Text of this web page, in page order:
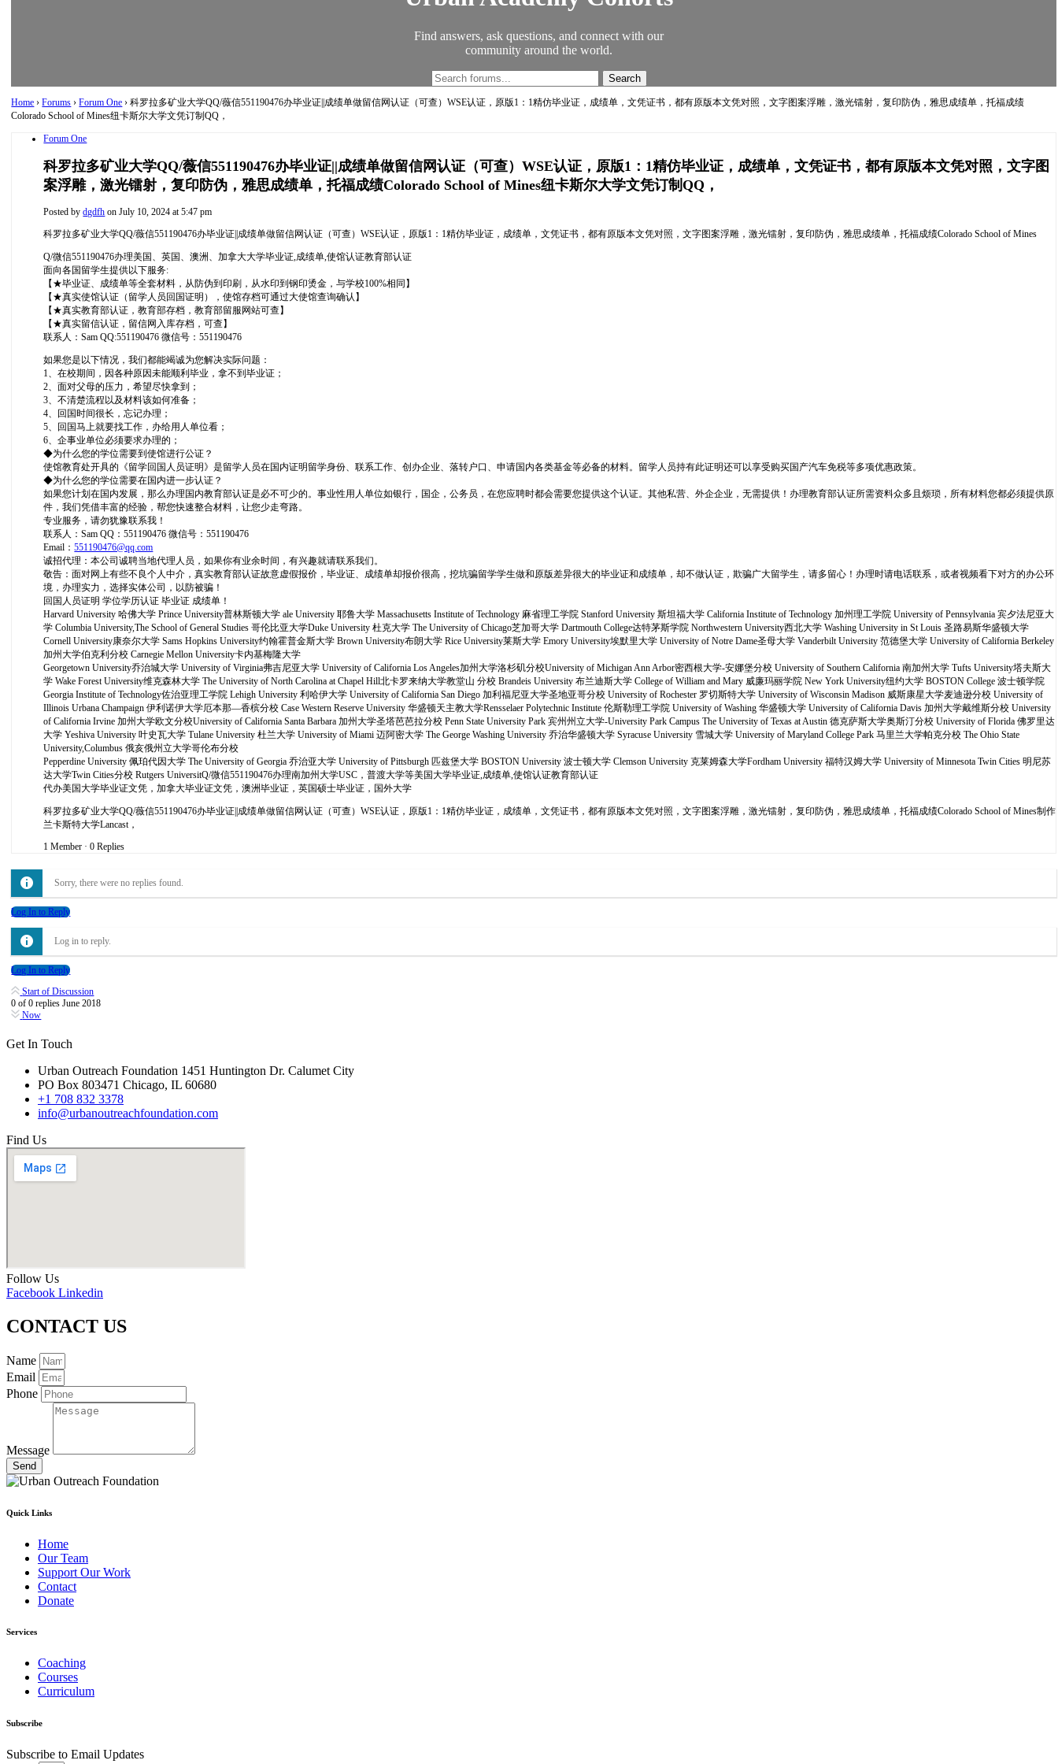
Find answers, ask questions, and connect with our
community around the world.
Home › Forums › Forum One › 科罗拉多矿业大学QQ/薇信551190476办毕业证||成绩单做留信网认证（可查）WSE认证，原版1：1精仿毕业证，成绩单，文凭证书，都有原版本文凭对照，文字图案浮雕，激光镭射，复印防伪，雅思成绩单，托福成绩
Colorado School of Mines纽卡斯尔大学文凭订制QQ，
Forum One
科罗拉多矿业大学QQ/薇信551190476办毕业证||成绩单做留信网认证（可查）WSE认证，原版1：1精仿毕业证，成绩单，文凭证书，都有原版本文凭对照，文字图
案浮雕，激光镭射，复印防伪，雅思成绩单，托福成绩Colorado School of Mines纽卡斯尔大学文凭订制QQ，
Posted bydgdfh on July 10, 2024 at 5:47 pm
科罗拉多矿业大学QQ/薇信551190476办毕业证||成绩单做留信网认证（可查）WSE认证，原版1：1精仿毕业证，成绩单，文凭证书，都有原版本文凭对照，文字图案浮雕，激光镭射，复印防伪，雅思成绩单，托福成绩Colorado School of Mines
Q/微信551190476办理美国、英国、澳洲、加拿大大学毕业证,成绩单,使馆认证教育部认证
面向各国留学生提供以下服务:
【★毕业证、成绩单等全套材料，从防伪到印刷，从水印到钢印烫金，与学校100%相同】
【★真实使馆认证（留学人员回国证明），使馆存档可通过大使馆查询确认】
【★真实教育部认证，教育部存档，教育部留服网站可查】
【★真实留信认证，留信网入库存档，可查】
联系人：Sam QQ:551190476 微信号：551190476
如果您是以下情况，我们都能竭诚为您解决实际问题：
1、在校期间，因各种原因未能顺利毕业，拿不到毕业证；
2、面对父母的压力，希望尽快拿到；
3、不清楚流程以及材料该如何准备；
4、回国时间很长，忘记办理；
5、回国马上就要找工作，办给用人单位看；
6、企事业单位必须要求办理的；
◆为什么您的学位需要到使馆进行公证？
使馆教育处开具的《留学回国人员证明》是留学人员在国内证明留学身份、联系工作、创办企业、落转户口、申请国内各类基金等必备的材料。留学人员持有此证明还可以享受购买国产汽车免税等多项优惠政策。
◆为什么您的学位需要在国内进一步认证？
如果您计划在国内发展，那么办理国内教育部认证是必不可少的。事业性用人单位如银行，国企，公务员，在您应聘时都会需要您提供这个认证。其他私营、外企企业，无需提供！办理教育部认证所需资料众多且烦琐，所有材料您都必须提供原
件，我们凭借丰富的经验，帮您快速整合材料，让您少走弯路。
专业服务，请勿犹豫联系我！
联系人：Sam QQ：551190476 微信号：551190476
Email：551190476@qq.com
诚招代理：本公司诚聘当地代理人员，如果你有业余时间，有兴趣就请联系我们。
敬告：面对网上有些不良个人中介，真实教育部认证故意虚假报价，毕业证、成绩单却报价很高，挖坑骗留学学生做和原版差异很大的毕业证和成绩单，却不做认证，欺骗广大留学生，请多留心！办理时请电话联系，或者视频看下对方的办公环
境，办理实力，选择实体公司，以防被骗！
回国人员证明 学位学历认证 毕业证 成绩单！
Harvard University 哈佛大学 Prince University普林斯顿大学 ale University 耶鲁大学 Massachusetts Institute of Technology 麻省理工学院 Stanford University 斯坦福大学 California Institute of Technology 加州理工学院 University of Pennsylvania 宾夕法尼亚大
学 Columbia University,The School of General Studies 哥伦比亚大学Duke University 杜克大学 The University of Chicago芝加哥大学 Dartmouth College达特茅斯学院 Northwestern University西北大学 Washing University in St Louis 圣路易斯华盛顿大学
Cornell University康奈尔大学 Sams Hopkins University约翰霍普金斯大学 Brown University布朗大学 Rice University莱斯大学 Emory University埃默里大学 University of Notre Dame圣母大学 Vanderbilt University 范德堡大学 University of California Berkeley
加州大学伯克利分校 Carnegie Mellon University卡内基梅隆大学
Georgetown University乔治城大学 University of Virginia弗吉尼亚大学 University of California Los Angeles加州大学洛杉矶分校University of Michigan Ann Arbor密西根大学-安娜堡分校 University of Southern California 南加州大学 Tufts University塔夫斯大
学 Wake Forest University维克森林大学 The University of North Carolina at Chapel Hill北卡罗来纳大学教堂山 分校 Brandeis University 布兰迪斯大学 College of William and Mary 威廉玛丽学院 New York University纽约大学 BOSTON College 波士顿学院
Georgia Institute of Technology佐治亚理工学院 Lehigh University 利哈伊大学 University of California San Diego 加利福尼亚大学圣地亚哥分校 University of Rochester 罗切斯特大学 University of Wisconsin Madison 威斯康星大学麦迪逊分校 University of
Illinois Urbana Champaign 伊利诺伊大学厄本那—香槟分校 Case Western Reserve University 华盛顿天主教大学Rensselaer Polytechnic Institute 伦斯勒理工学院 University of Washing 华盛顿大学 University of California Davis 加州大学戴维斯分校 University
of California Irvine 加州大学欧文分校University of California Santa Barbara 加州大学圣塔芭芭拉分校 Penn State University Park 宾州州立大学-University Park Campus The University of Texas at Austin 德克萨斯大学奥斯汀分校 University of Florida 佛罗里达
大学 Yeshiva University 叶史瓦大学 Tulane University 杜兰大学 University of Miami 迈阿密大学 The George Washing University 乔治华盛顿大学 Syracuse University 雪城大学 University of Maryland College Park 马里兰大学帕克分校 The Ohio State
University,Columbus 俄亥俄州立大学哥伦布分校
Pepperdine University 佩珀代因大学 The University of Georgia 乔治亚大学 University of Pittsburgh 匹兹堡大学 BOSTON University 波士顿大学 Clemson University 克莱姆森大学Fordham University 福特汉姆大学 University of Minnesota Twin Cities 明尼苏
达大学Twin Cities分校 Rutgers UniversitQ/微信551190476办理南加州大学USC，普渡大学等美国大学毕业证,成绩单,使馆认证教育部认证
代办美国大学毕业证文凭，加拿大毕业证文凭，澳洲毕业证，英国硕士毕业证，国外大学
科罗拉多矿业大学QQ/薇信551190476办毕业证||成绩单做留信网认证（可查）WSE认证，原版1：1精仿毕业证，成绩单，文凭证书，都有原版本文凭对照，文字图案浮雕，激光镭射，复印防伪，雅思成绩单，托福成绩Colorado School of Mines制作
兰卡斯特大学Lancast，
1 Member · 0 Replies
Sorry, there were no replies found.
Log In to Reply
Log in to reply.
Log In to Reply
Start of Discussion
0 of0 repliesJune 2018
Now
Get In Touch
Urban Outreach Foundation 1451 Huntington Dr. Calumet City
PO Box 803471 Chicago, IL 60680
+1 708 832 3378
info@urbanoutreachfoundation.com
Find Us
Follow Us
Facebook Linkedin
CONTACT US
Name
Email
Phone
Message
Send
Quick Links
Home
Our Team
Support Our Work
Contact
Donate
Services
Coaching
Courses
Curriculum
Subscribe
Subscribe to Email Updates